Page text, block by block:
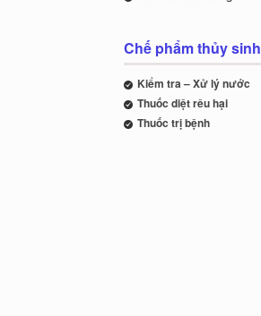
Chế phẩm thủy sinh
Kiểm tra – Xử lý nước
Thuốc diệt rêu hại
Thuốc trị bệnh